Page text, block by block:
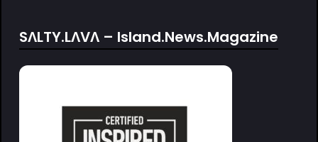
SΛLTY.LΛVΛ – Island.News.Magazine